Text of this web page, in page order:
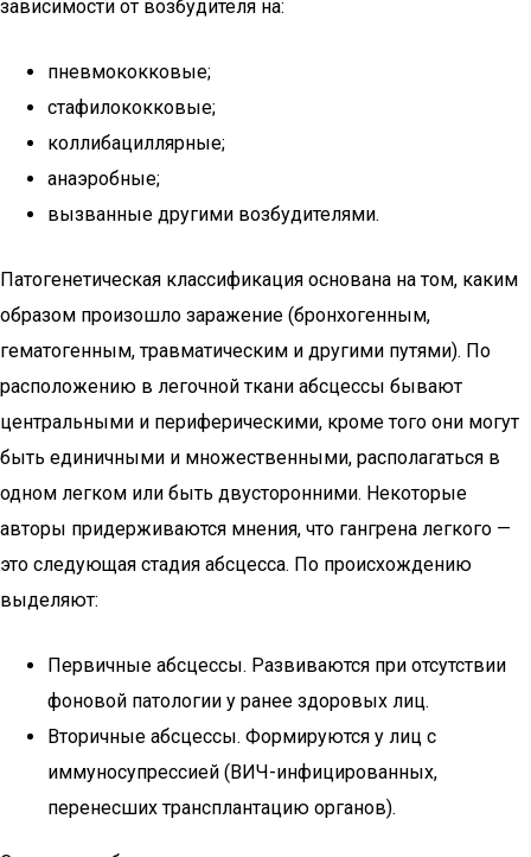
зависимости от возбудителя на:
пневмококковые;
стафилококковые;
коллибациллярные;
анаэробные;
вызванные другими возбудителями.
Патогенетическая классификация основана на том, каким
образом произошло заражение (бронхогенным,
гематогенным, травматическим и другими путями). По
расположению в легочной ткани абсцессы бывают
центральными и периферическими, кроме того они могут
быть единичными и множественными, располагаться в
одном легком или быть двусторонними. Некоторые
авторы придерживаются мнения, что гангрена легкого —
это следующая стадия абсцесса. По происхождению
выделяют:
Первичные абсцессы. Развиваются при отсутствии
фоновой патологии у ранее здоровых лиц.
Вторичные абсцессы. Формируются у лиц с
иммуносупрессией (ВИЧ-инфицированных,
перенесших трансплантацию органов).